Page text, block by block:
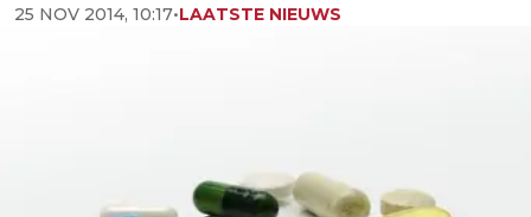
25 NOV 2014, 10:17•LAATSTE NIEUWS